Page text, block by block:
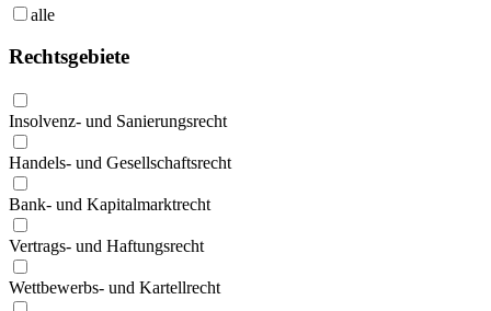
alle
Rechtsgebiete
Insolvenz- und Sanierungsrecht
Handels- und Gesellschaftsrecht
Bank- und Kapitalmarktrecht
Vertrags- und Haftungsrecht
Wettbewerbs- und Kartellrecht